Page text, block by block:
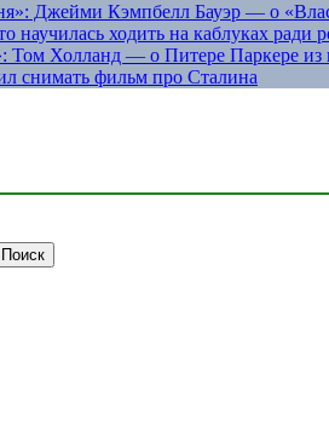
Джейми Кэмпбелл Бауэр — о
научилась ходить на каблуках ради
Том Холланд — о Питере Паркере из
снимать фильм про Сталина